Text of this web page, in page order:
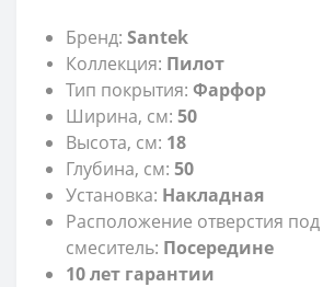
Бренд: Santek
Коллекция: Пилот
Тип покрытия: Фарфор
Ширина, см: 50
Высота, см: 18
Глубина, см: 50
Установка: Накладная
Расположение отверстия под
смеситель: Посередине
10 лет гарантии